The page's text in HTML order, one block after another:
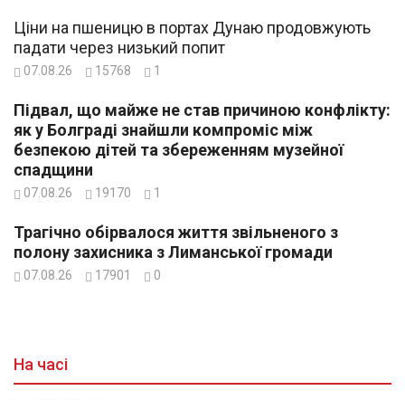
Ціни на пшеницю в портах Дунаю продовжують
падати через низький попит
07.08.26 15768 1
Підвал, що майже не став причиною конфлікту:
як у Болграді знайшли компроміс між
безпекою дітей та збереженням музейної
спадщини
07.08.26 19170 1
Трагічно обірвалося життя звільненого з
полону захисника з Лиманської громади
07.08.26 17901 0
На часі